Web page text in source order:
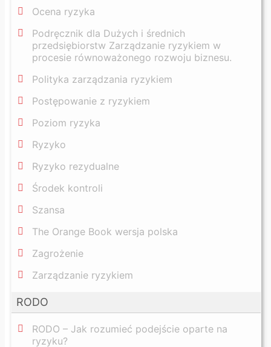
Ocena ryzyka
Podręcznik dla Dużych i średnich
przedsiębiorstw Zarządzanie ryzykiem w
procesie równoważonego rozwoju biznesu.
Polityka zarządzania ryzykiem
Postępowanie z ryzykiem
Poziom ryzyka
Ryzyko
Ryzyko rezydualne
Środek kontroli
Szansa
The Orange Book wersja polska
Zagrożenie
Zarządzanie ryzykiem
RODO
RODO – Jak rozumieć podejście oparte na
ryzyku?